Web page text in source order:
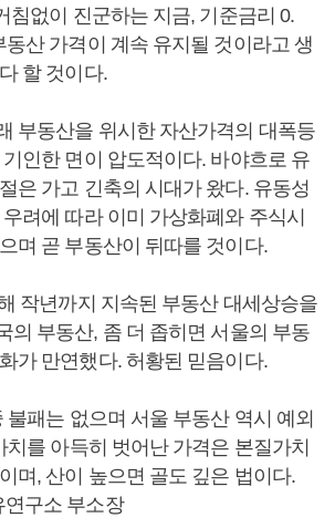
침없이 진군하는 지금, 기준금리 0.
동산 가격이 계속 유지될 것이라고 생
할 것이다.
부동산을 위시한 자산가격의 대폭등
인한 면이 압도적이다. 바야흐로 유
은 가고 긴축의 시대가 왔다. 유동성
려에 따라 이미 가상화폐와 주식시
며 곧 부동산이 뒤따를 것이다.
작년까지 지속된 부동산 대세상승을
의 부동산, 좀 더 좁히면 서울의 부동
가 만연했다. 허황된 믿음이다.
불패는 없으며 서울 부동산 역시 예외
치를 아득히 벗어난 가격은 본질가치
며, 산이 높으면 골도 깊은 법이다.
구소 부소장